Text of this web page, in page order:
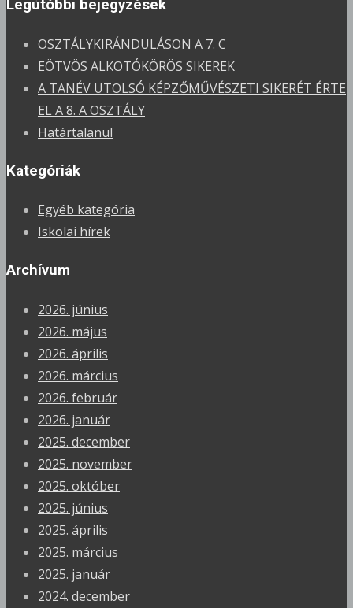
Legutóbbi bejegyzések
OSZTÁLYKIRÁNDULÁSON A 7. C
EÖTVÖS ALKOTÓKÖRÖS SIKEREK
A TANÉV UTOLSÓ KÉPZŐMŰVÉSZETI SIKERÉT ÉRTE
EL A 8. A OSZTÁLY
Határtalanul
Kategóriák
Egyéb kategória
Iskolai hírek
Archívum
2026. június
2026. május
2026. április
2026. március
2026. február
2026. január
2025. december
2025. november
2025. október
2025. június
2025. április
2025. március
2025. január
2024. december